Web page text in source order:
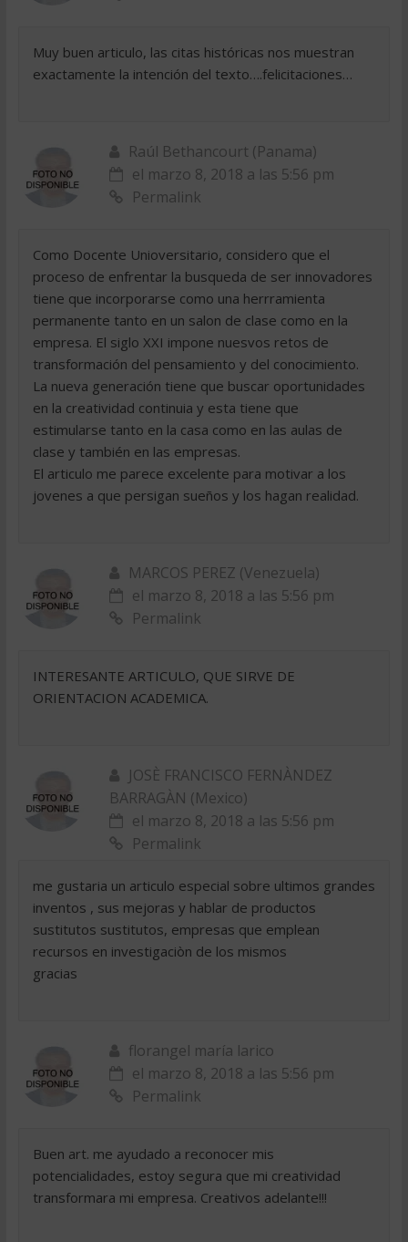
Muy buen articulo, las citas históricas nos muestran
exactamente la intención del texto….felicitaciones…
Raúl Bethancourt (Panama)
el marzo 8, 2018 a las 5:56 pm
Permalink
Como Docente Unioversitario, considero que el
proceso de enfrentar la busqueda de ser innovadores
tiene que incorporarse como una herrramienta
permanente tanto en un salon de clase como en la
empresa. El siglo XXI impone nuesvos retos de
transformación del pensamiento y del conocimiento.
La nueva generación tiene que buscar oportunidades
en la creatividad continuia y esta tiene que
estimularse tanto en la casa como en las aulas de
clase y también en las empresas.
El articulo me parece excelente para motivar a los
jovenes a que persigan sueños y los hagan realidad.
MARCOS PEREZ (Venezuela)
el marzo 8, 2018 a las 5:56 pm
Permalink
INTERESANTE ARTICULO, QUE SIRVE DE
ORIENTACION ACADEMICA.
JOSÈ FRANCISCO FERNÀNDEZ
BARRAGÀN (Mexico)
el marzo 8, 2018 a las 5:56 pm
Permalink
me gustaria un articulo especial sobre ultimos grandes
inventos , sus mejoras y hablar de productos
sustitutos sustitutos, empresas que emplean
recursos en investigaciòn de los mismos
gracias
florangel maría larico
el marzo 8, 2018 a las 5:56 pm
Permalink
Buen art. me ayudado a reconocer mis
potencialidades, estoy segura que mi creatividad
transformara mi empresa. Creativos adelante!!!